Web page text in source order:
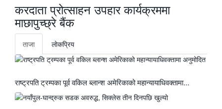
करदाता प्रोत्साहन उपहार कार्यक्रममा
माछापुच्छ्रे बैंक
ताजा लाेकप्रिय
राष्ट्रपति ट्रम्पका पूर्व वकिल ब्लान्श अमेरिकाको महान्यायाधिवक्तामा...